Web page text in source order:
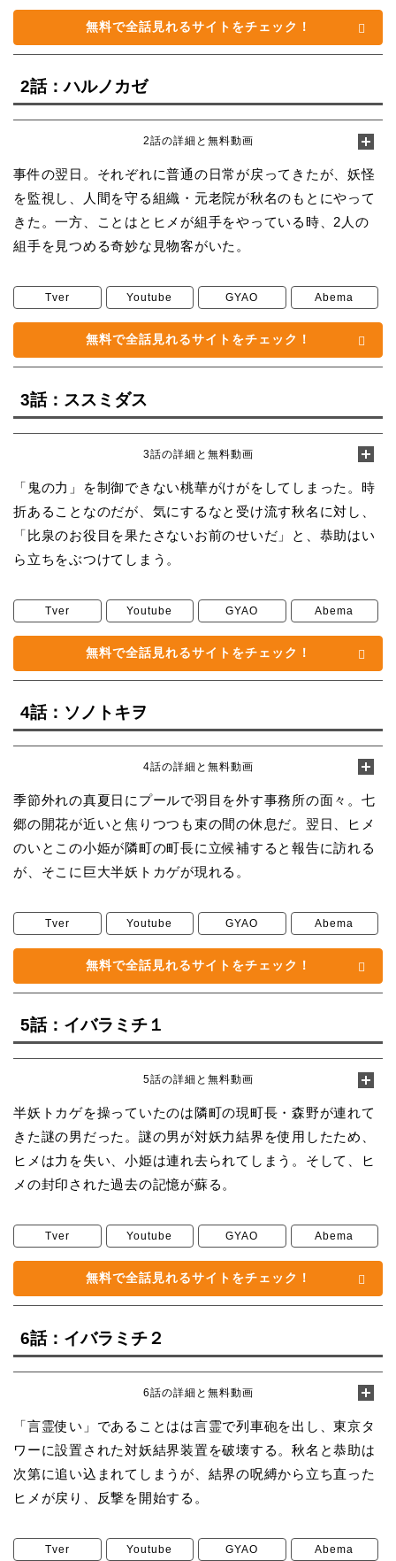
無料で全話見れるサイトをチェック！
2話：ハルノカゼ
2話の詳細と無料動画
事件の翌日。それぞれに普通の日常が戻ってきたが、妖怪
を監視し、人間を守る組織・元老院が秋名のもとにやって
きた。一方、ことはとヒメが組手をやっている時、2人の
組手を見つめる奇妙な見物客がいた。
Tver Youtube GYAO Abema
無料で全話見れるサイトをチェック！
3話：ススミダス
3話の詳細と無料動画
「鬼の力」を制御できない桃華がけがをしてしまった。時
折あることなのだが、気にするなと受け流す秋名に対し、
「比泉のお役目を果たさないお前のせいだ」と、恭助はい
ら立ちをぶつけてしまう。
Tver Youtube GYAO Abema
無料で全話見れるサイトをチェック！
4話：ソノトキヲ
4話の詳細と無料動画
季節外れの真夏日にプールで羽目を外す事務所の面々。七
郷の開花が近いと焦りつつも束の間の休息だ。翌日、ヒメ
のいとこの小姫が隣町の町長に立候補すると報告に訪れる
が、そこに巨大半妖トカゲが現れる。
Tver Youtube GYAO Abema
無料で全話見れるサイトをチェック！
5話：イバラミチ１
5話の詳細と無料動画
半妖トカゲを操っていたのは隣町の現町長・森野が連れて
きた謎の男だった。謎の男が対妖力結界を使用したため、
ヒメは力を失い、小姫は連れ去られてしまう。そして、ヒ
メの封印された過去の記憶が蘇る。
Tver Youtube GYAO Abema
無料で全話見れるサイトをチェック！
6話：イバラミチ２
6話の詳細と無料動画
「言霊使い」であることはは言霊で列車砲を出し、東京タ
ワーに設置された対妖結界装置を破壊する。秋名と恭助は
次第に追い込まれてしまうが、結界の呪縛から立ち直った
ヒメが戻り、反撃を開始する。
Tver Youtube GYAO Abema